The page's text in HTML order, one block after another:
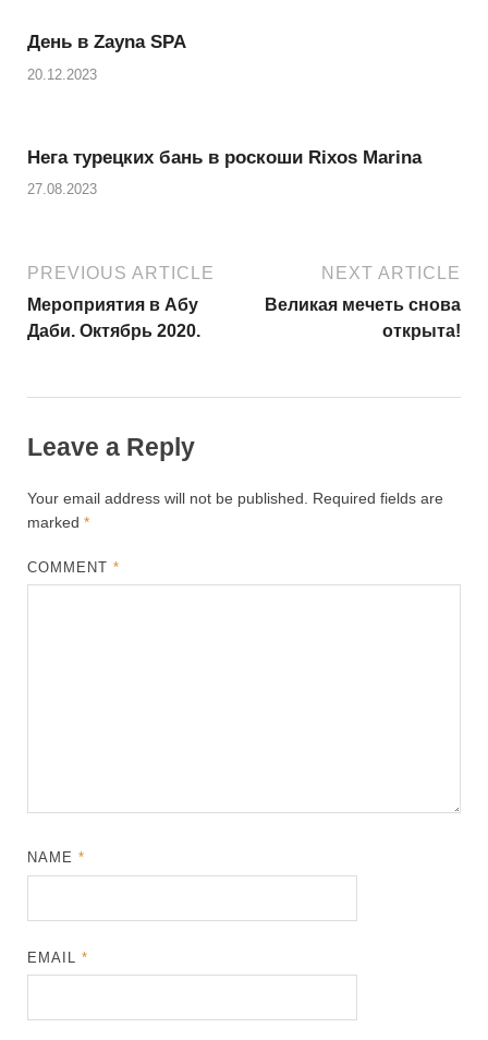
День в Zayna SPA
20.12.2023
Нега турецких бань в роскоши Rixos Marina
27.08.2023
PREVIOUS ARTICLE
Мероприятия в Абу
Даби. Октябрь 2020.
NEXT ARTICLE
Великая мечеть снова
открыта!
Leave a Reply
Your email address will not be published.
Required fields are
marked *
COMMENT*
NAME*
EMAIL*